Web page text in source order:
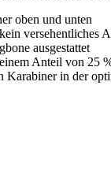
oben und unten
versehentliches
ausgestattet
Anteil von 25
Karabiner in der